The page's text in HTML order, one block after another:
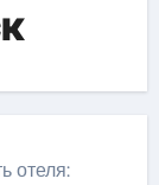
отеля: